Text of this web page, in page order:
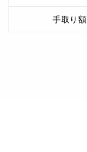
手取り額